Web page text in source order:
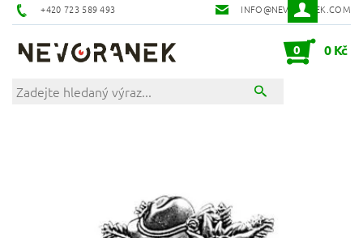
+420 723 589 493 INFO@NEVORANEK.COM
0 0 Kč